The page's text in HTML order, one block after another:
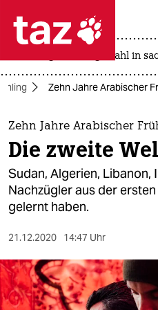
 taz zahl
taz zahl ich
themen
politik
öko
gesellschaft
sport
landtagswahl in
Zehn Jahre Arabischer
Zehn Jahre Arabischer
Die zweite
Sudan, Algerien, Libanon,
Nachzügler aus der
gelernt haben.
21.12.2020 14:47 Uhr